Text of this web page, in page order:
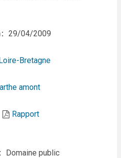
29/04/2009
Bretagne
amont
Rapport
Domaine public